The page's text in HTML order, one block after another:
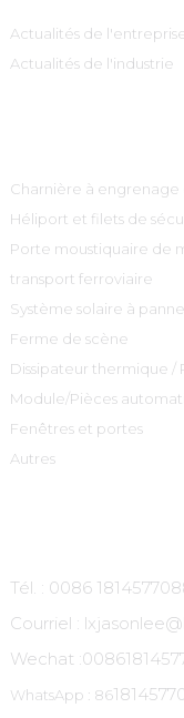
Actualités de
Actualités de l'industrie
Charnière à engrenage
Héliport et filets de
Porte moustiquaire de
transport ferroviaire
Système solaire à
Ferme de scène
Dissipateur thermique /
Module/Pièces
Fenêtres et portes
Autres
Tél. : 0086
Courriel :
Wechat :
WhatsApp : 86